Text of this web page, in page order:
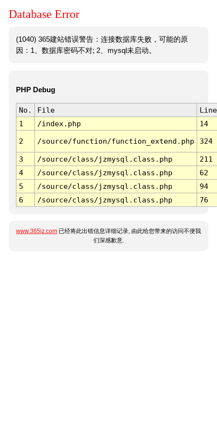
Database Error
(1040) 365建站错误警告：连接数据库失败，可能的原
因：1、数据库密码不对; 2、mysql未启动。
PHP Debug
No. File
Line
1
/index.php 14
2 /source/function/function_extend.php 324
3 /source/class/jzmysql.class.php
211
4
/source/class/jzmysql.class.php
62
5
/source/class/jzmysql.class.php
94
6
/source/class/jzmysql.class.php 76
www.365jz.com 已经将此出错信息详细记录, 由此给您带来的访问不便我
们深感歉意.